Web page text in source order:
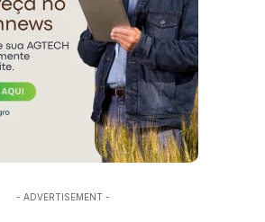
- ADVERTISEMENT -